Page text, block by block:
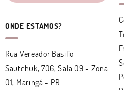
ONDE ESTAMOS?
Rua Vereador Basílio
Sautchuk, 706, Sala 09 - Zona
01, Maringá - PR